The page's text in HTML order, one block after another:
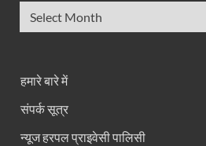
हमारे बारे में
संपर्क सूत्र
न्यूज हरपल प्राइवेसी पालिसी